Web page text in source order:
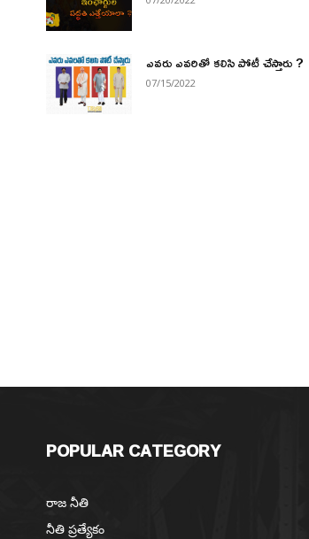
ఎవరు ఎవరితో కలిసి పోటీ చేస్తారు ?
07/15/2022
POPULAR CATEGORY
రాజ నీతి
నీతి ప్రత్యేకం